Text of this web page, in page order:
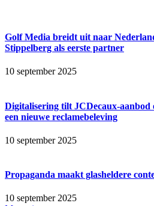
Golf Media breidt uit naar
Stippelberg als eerste partner
10 september 2025
Digitalisering tilt JCDecaux-
een nieuwe reclamebeleving
10 september 2025
Propaganda maakt glasheldere
10 september 2025